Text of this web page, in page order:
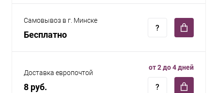
Самовывоз в г. Минске
Бесплатно
Доставка европочтой
8 руб.
от 2 до 4 дней